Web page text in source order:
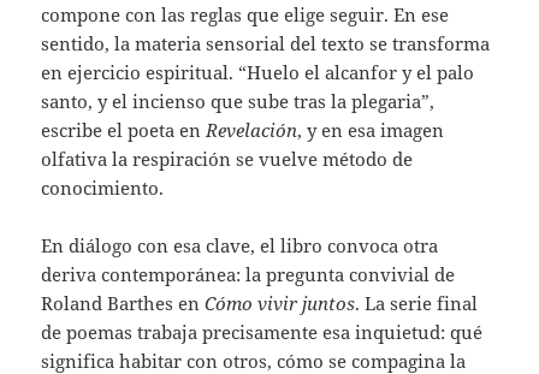
compone con las reglas que elige seguir. En ese
sentido, la materia sensorial del texto se transforma
en ejercicio espiritual. “Huelo el alcanfor y el palo
santo, y el incienso que sube tras la plegaria”,
escribe el poeta en Revelación, y en esa imagen
olfativa la respiración se vuelve método de
conocimiento.
En diálogo con esa clave, el libro convoca otra
deriva contemporánea: la pregunta convivial de
Roland Barthes enCómo vivir juntos. La serie final
de poemas trabaja precisamente esa inquietud: qué
significa habitar con otros, cómo se compagina la